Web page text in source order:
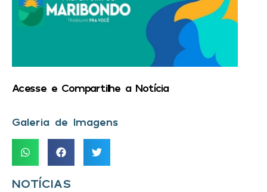
Acesse e Compartilhe a Notícia
Galeria de Imagens
NOTÍCIAS